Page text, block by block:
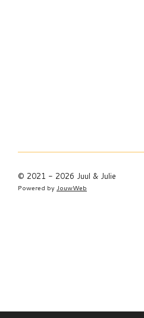
© 2021 - 2026 Juul & Julie
Powered by JouwWeb